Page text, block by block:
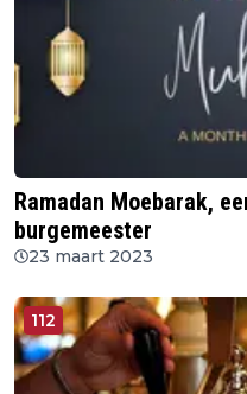
Ramadan Moebarak,
burgemeester
23 maart 2023
112